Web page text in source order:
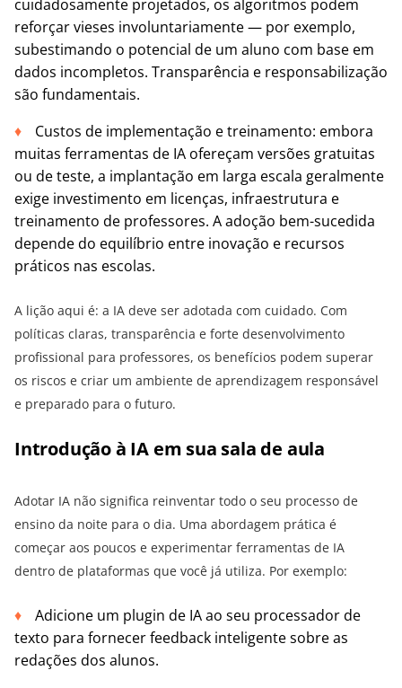
cuidadosamente projetados, os algoritmos podem
reforçar vieses involuntariamente — por exemplo,
subestimando o potencial de um aluno com base em
dados incompletos. Transparência e responsabilização
são fundamentais.
Custos de implementação e treinamento: embora
muitas ferramentas de IA ofereçam versões gratuitas
ou de teste, a implantação em larga escala geralmente
exige investimento em licenças, infraestrutura e
treinamento de professores. A adoção bem-sucedida
depende do equilíbrio entre inovação e recursos
práticos nas escolas.
A lição aqui é: a IA deve ser adotada com cuidado. Com
políticas claras, transparência e forte desenvolvimento
profissional para professores, os benefícios podem superar
os riscos e criar um ambiente de aprendizagem responsável
e preparado para o futuro.
Introdução à IA em sua sala de aula
Adotar IA não significa reinventar todo o seu processo de
ensino da noite para o dia. Uma abordagem prática é
começar aos poucos e experimentar ferramentas de IA
dentro de plataformas que você já utiliza. Por exemplo:
Adicione um plugin de IA ao seu processador de
texto para fornecer feedback inteligente sobre as
redações dos alunos.